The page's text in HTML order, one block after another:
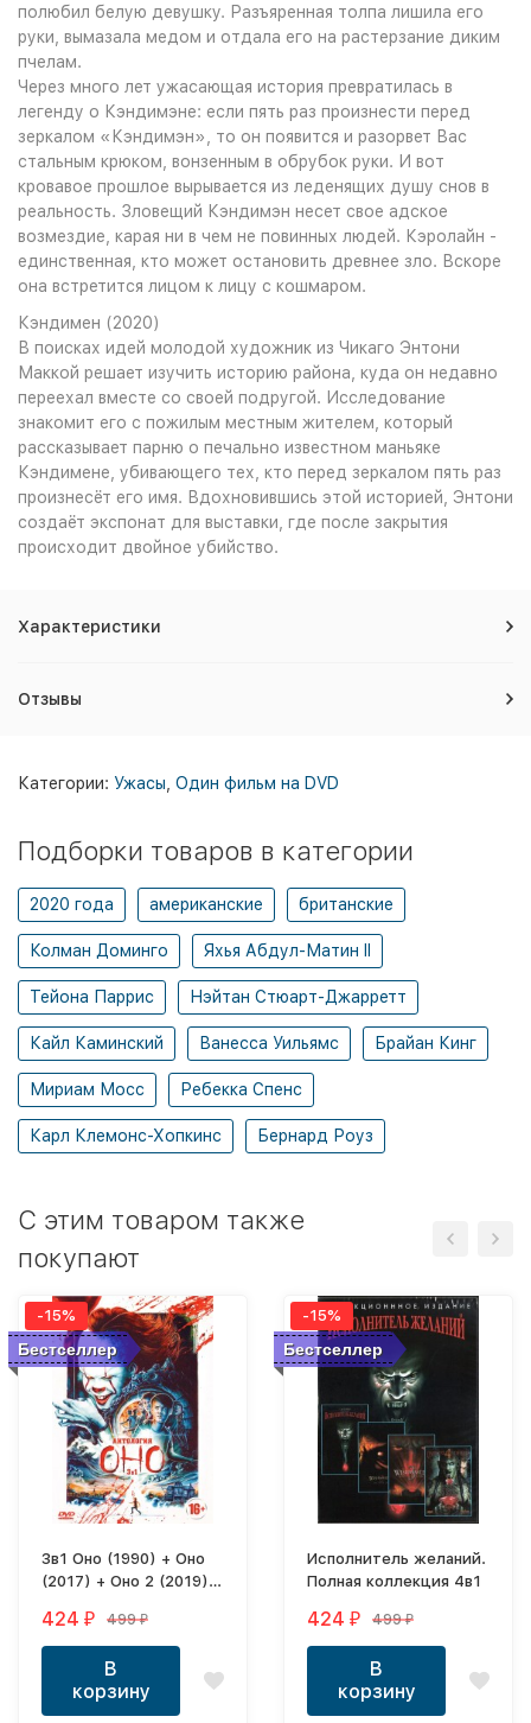
полюбил белую девушку. Разъяренная толпа лишила его
руки, вымазала медом и отдала его на растерзание диким
пчелам.
Через много лет ужасающая история превратилась в
легенду о Кэндимэне: если пять раз произнести перед
зеркалом «Кэндимэн», то он появится и разорвет Вас
стальным крюком, вонзенным в обрубок руки. И вот
кровавое прошлое вырывается из леденящих душу снов в
реальность. Зловещий Кэндимэн несет свое адское
возмездие, карая ни в чем не повинных людей. Кэролайн -
единственная, кто может остановить древнее зло. Вскоре
она встретится лицом к лицу с кошмаром.
Кэндимен (2020)
В поисках идей молодой художник из Чикаго Энтони
Маккой решает изучить историю района, куда он недавно
переехал вместе со своей подругой. Исследование
знакомит его с пожилым местным жителем, который
рассказывает парню о печально известном маньяке
Кэндимене, убивающего тех, кто перед зеркалом пять раз
произнесёт его имя. Вдохновившись этой историей, Энтони
создаёт экспонат для выставки, где после закрытия
происходит двойное убийство.
Характеристики
Отзывы
Категории: Ужасы Один фильм на DVD
Подборки товаров в категории
2020 года американские британские
Колман Доминго Яхья Абдул-Матин II
Тейона Паррис Нэйтан Стюарт-Джарретт
Кайл Каминский Ванесса Уильямс Брайан Кинг
Мириам Мосс Ребекка Спенс
Карл Клемонс-Хопкинс Бернард Роуз
C этим товаром также
покупают
Бестселлер
-15%
3в1 Оно (1990) + Оно
(2017) + Оно 2 (2019)
424 ₽ 499₽
В
корзину
Бестселлер
-15%
Исполнитель желаний.
Полная коллекция 4в1
424 ₽ 499₽
В
корзину